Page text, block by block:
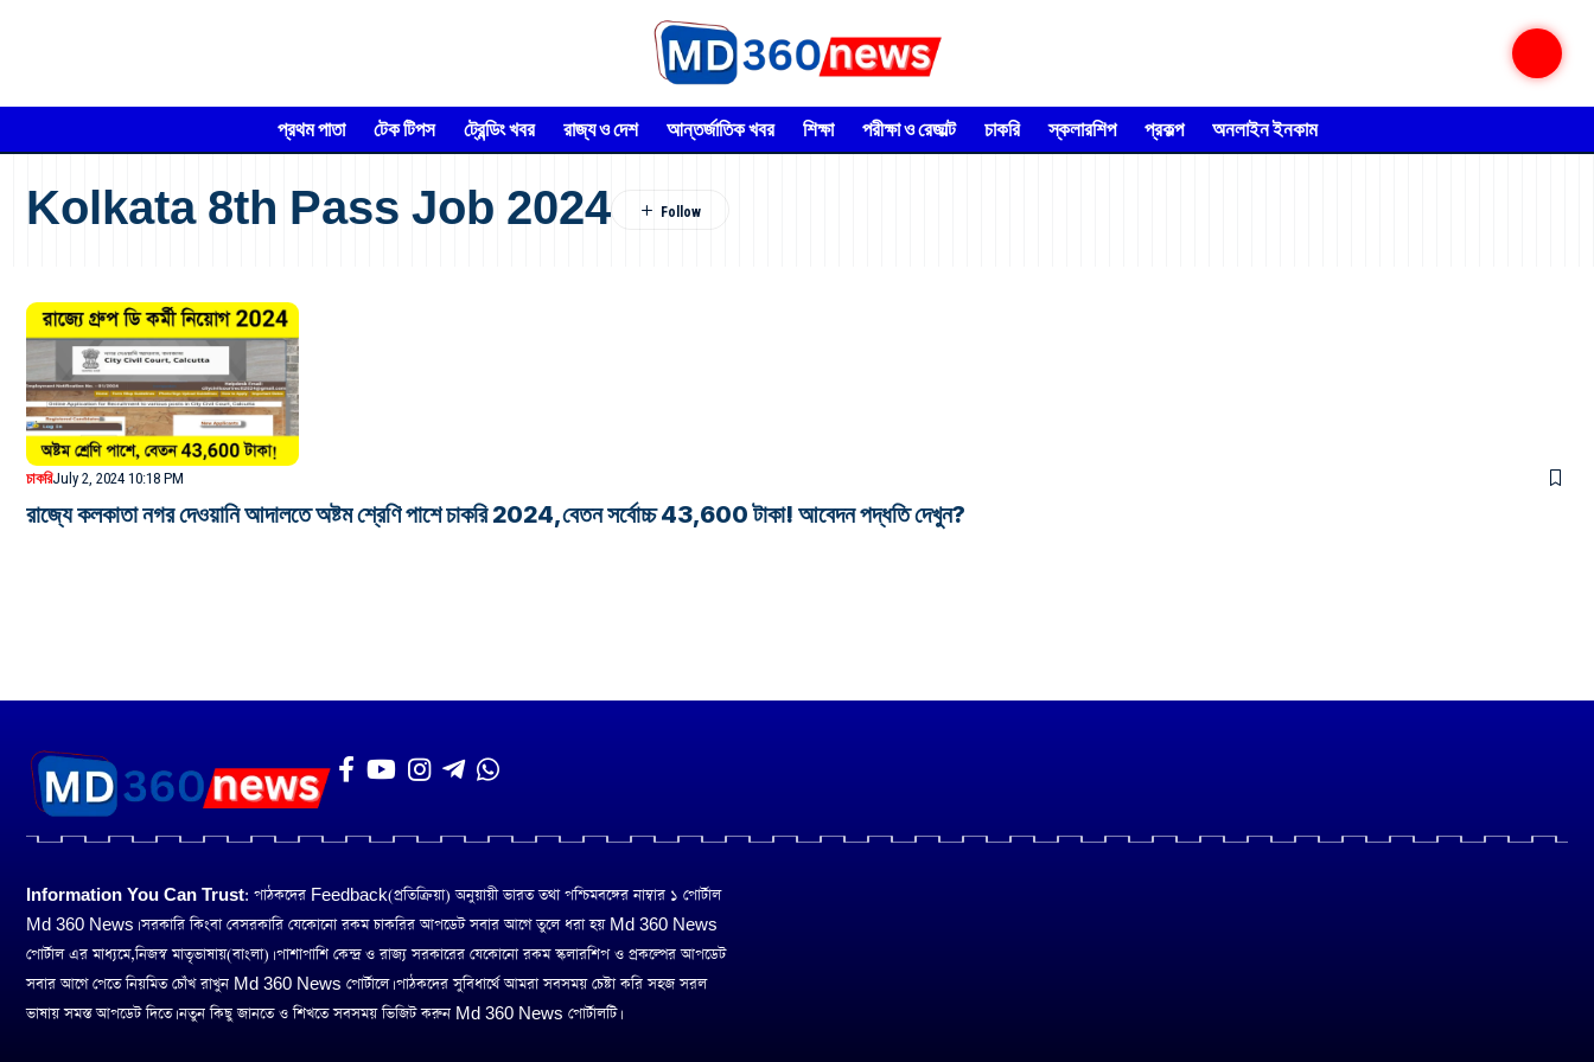
প্রথম পাতা টেক টিপস ট্রেন্ডিং খবর রাজ্য ও দেশ আন্তর্জাতিক খবর শিক্ষা পরীক্ষা ও রেজাল্ট চাকরি স্কলারশিপ প্রকল্প অনলাইন ইনকাম
Kolkata 8th Pass Job 2024
চাকরিJuly 2, 2024 10:18 PM
রাজ্যে কলকাতা নগর দেওয়ানি আদালতে অষ্টম শ্রেণি পাশে চাকরি 2024,বেতন সর্বোচ্চ 43,600 টাকা! আবেদন পদ্ধতি দেখুন?
Information You Can Trust: পাঠকদের Feedback(প্রতিক্রিয়া) অনুয়ায়ী ভারত তথা পশ্চিমবঙ্গের নাম্বার ১ পোর্টাল
Md 360 News। সরকারি কিংবা বেসরকারি যেকোনো রকম চাকরির আপডেট সবার আগে তুলে ধরা হয় Md 360 News
পোর্টাল এর মাধ্যমে,নিজস্ব মাতৃভাষায়(বাংলা)। পাশাপাশি কেন্দ্র ও রাজ্য সরকারের যেকোনো রকম স্কলারশিপ ও প্রকল্পের আপডেট
সবার আগে পেতে নিয়মিত চোঁখ রাখুন Md 360 News পোর্টালে। পাঠকদের সুবিধার্থে আমরা সবসময় চেষ্টা করি সহজ সরল
ভাষায় সমস্ত আপডেট দিতে। নতুন কিছু জানতে ও শিখতে সবসময় ভিজিট করুন Md 360 News পোর্টালটি।